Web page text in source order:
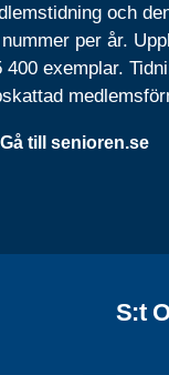
och
per år.
400 exemplar.
Gå till senioren.se
S:t